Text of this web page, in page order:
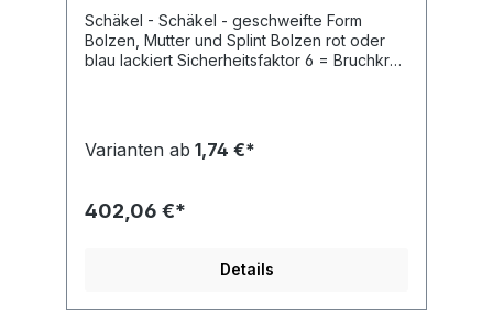
Schäkel - Schäkel - geschweifte Form
Bolzen, Mutter und Splint Bolzen rot oder
blau lackiert Sicherheitsfaktor 6 = Bruchkraft
verschiedenen Tragfähigkeiten lieferbar
Varianten ab 1,74 €*
402,06 €*
Details